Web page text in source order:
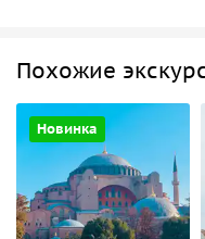
Похожие
Новинка